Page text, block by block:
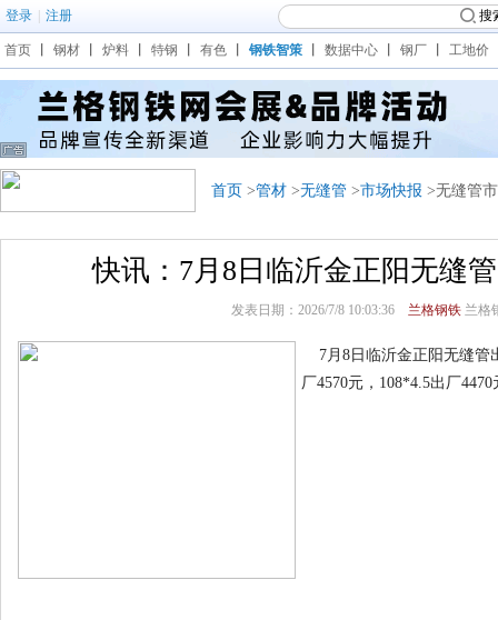
登录 注册 搜
首页 钢材 炉料 特钢 有色 钢铁智策 数据中心 钢厂 工地价
首页 >管材 >无缝管 >市场快报 >无缝管
快讯：7月8日临沂金正阳无缝
发表日期：2026/7/8 10:03:36兰格钢铁 兰格
7月8日临沂金正阳无缝管
厂4570元，108*4.5出厂4470